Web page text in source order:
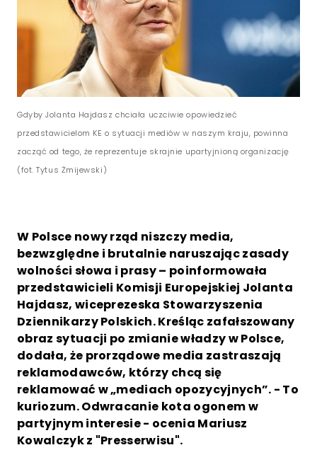
Gdyby Jolanta Hajdasz chciała uczciwie opowiedzieć
przedstawicielom KE o sytuacji mediów w naszym kraju, powinna
zacząć od tego, że reprezentuje skrajnie upartyjnioną organizację
(fot. Tytus Żmijewski)
W Polsce nowy rząd niszczy media,
bezwzględne i brutalnie naruszając zasady
wolności słowa i prasy – poinformowała
przedstawicieli Komisji Europejskiej Jolanta
Hajdasz, wiceprezeska Stowarzyszenia
Dziennikarzy Polskich. Kreśląc zafałszowany
obraz sytuacji po zmianie władzy w Polsce,
dodała, że prorządowe media zastraszają
reklamodawców, którzy chcą się
reklamować w „mediach opozycyjnych”. - To
kuriozum. Odwracanie kota ogonem w
partyjnym interesie - ocenia Mariusz
Kowalczyk z "Presserwisu".